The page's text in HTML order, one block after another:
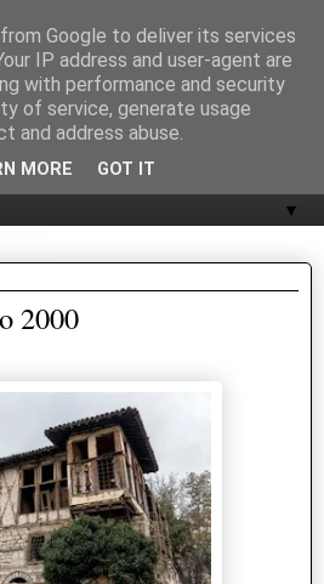
▼
2000
Google to deliver its services
IP address and user-agent are
with performance and security
of service, generate usage
and address abuse.
MORE GOT IT